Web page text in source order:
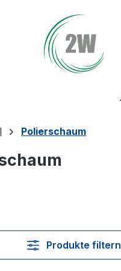
Polierschaum
Produkte filtern